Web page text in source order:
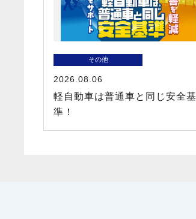
その他
2026.08.06
軽自動車は普通車と同じ安全基
準！